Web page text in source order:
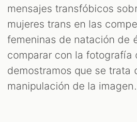
mensajes transfóbicos
mujeres trans en las
femeninas de natación de
comparar con la fotografía
demostramos que se trata
manipulación de la imagen.